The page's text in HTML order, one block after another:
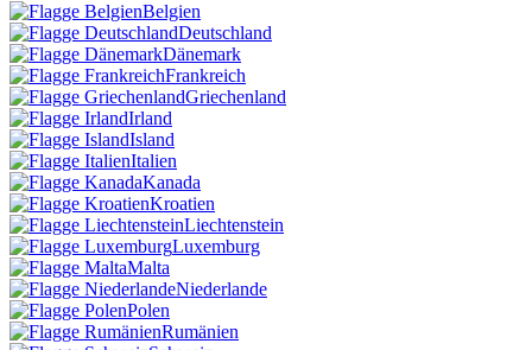
Belgien
Deutschland
Dänemark
Frankreich
Griechenland
Irland
Island
Italien
Kanada
Kroatien
Liechtenstein
Luxemburg
Malta
Niederlande
Polen
Rumänien